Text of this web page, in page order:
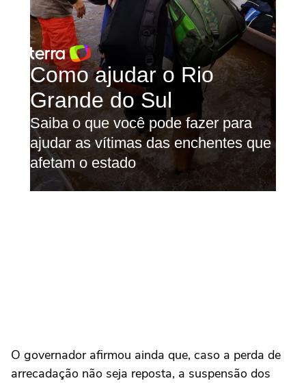
O governador afirmou ainda que, caso a perda de
arrecadação não seja reposta, a suspensão dos